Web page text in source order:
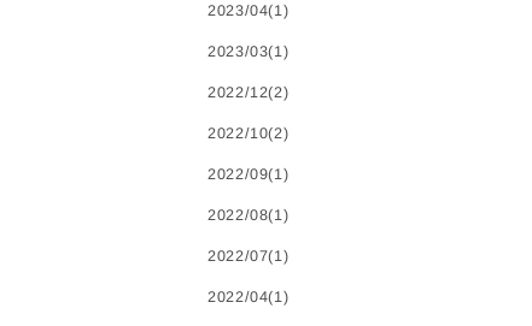
2023/04(1)
2023/03(1)
2022/12(2)
2022/10(2)
2022/09(1)
2022/08(1)
2022/07(1)
2022/04(1)